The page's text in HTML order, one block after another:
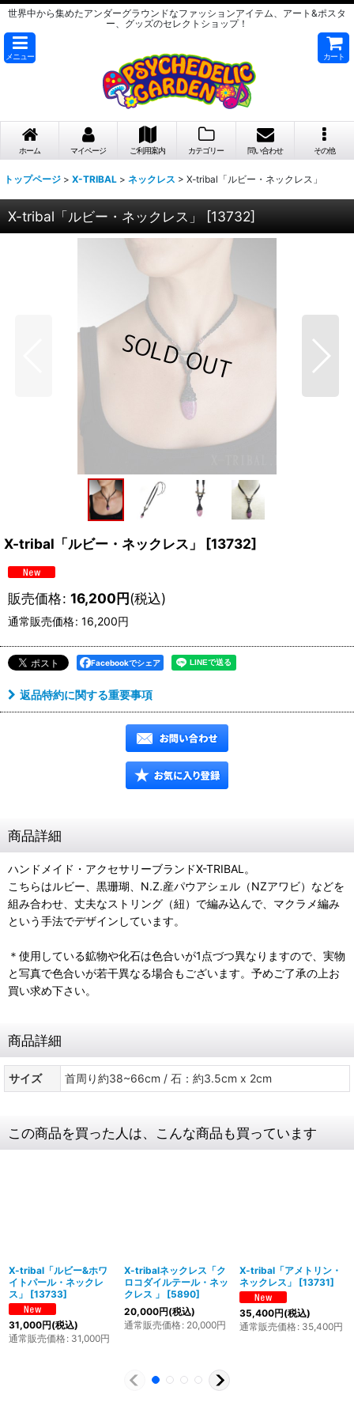
世界中から集めたアンダーグラウンドなファッションアイテム、アート&ポスタ
ー、グッズのセレクトショップ！
メニュー カート
ホーム マイページ ご利用案内 カテゴリー 問い合わせ その他
トップページ > X-TRIBAL > ネックレス > X-tribal「ルビー・ネックレス」
X-tribal「ルビー・ネックレス」 [13732]
X-tribal「ルビー・ネックレス」 [13732]
販売価格: 16,200円(税込)
通常販売価格: 16,200円
Facebookでシェア
返品特約に関する重要事項
商品詳細
ハンドメイド・アクセサリーブランドX-TRIBAL。
こちらはルビー、黒珊瑚、N.Z.産パウアシェル（NZアワビ）などを
組み合わせ、丈夫なストリング（紐）で編み込んで、マクラメ編み
という手法でデザインしています。
＊使用している鉱物や化石は色合いが1点づつ異なりますので、実物
と写真で色合いが若干異なる場合もございます。予めご了承の上お
買い求め下さい。
商品詳細
サイズ 首周り約38~66cm / 石：約3.5cm x 2cm
この商品を買った人は、こんな商品も買っています
X-tribal「ルビー&ホワ
イトパール・ネックレ
ス」
[13733]
31,000円(税込)
通常販売価格: 31,000円
X-tribalネックレス「ク
ロコダイルテール・ネッ
クレス 」
[5890]
20,000円(税込)
通常販売価格: 20,000円
X-tribal「アメトリン・
ネックレス」
[13731]
35,400円(税込)
通常販売価格: 35,400円